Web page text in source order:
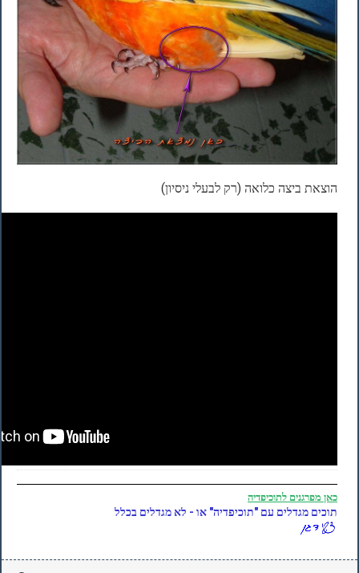
הוצאת ביצה כלואה (רק לבעלי ניסיון)
כאן מפרגנים לתוכיפדיה
תוכים מגדלים עם "תוכיפדיה" או - לא מגדלים בכלל